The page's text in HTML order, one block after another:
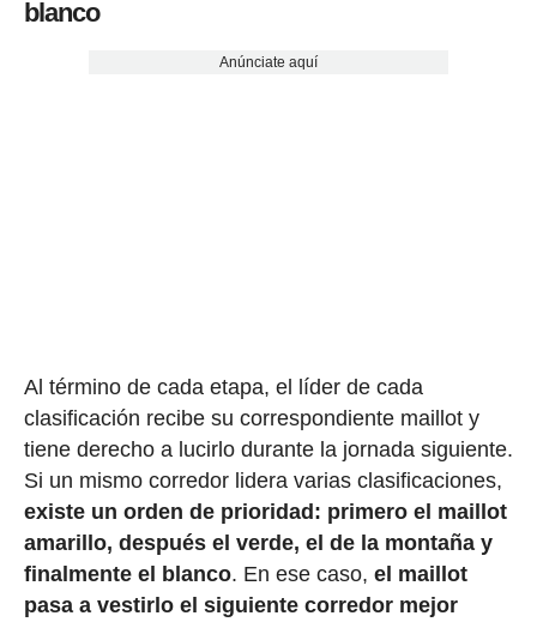
blanco
Anúnciate aquí
Al término de cada etapa, el líder de cada
clasificación recibe su correspondiente maillot y
tiene derecho a lucirlo durante la jornada siguiente.
Si un mismo corredor lidera varias clasificaciones,
existe un orden de prioridad: primero el maillot
amarillo, después el verde, el de la montaña y
finalmente el blanco. En ese caso, el maillot
pasa a vestirlo el siguiente corredor mejor